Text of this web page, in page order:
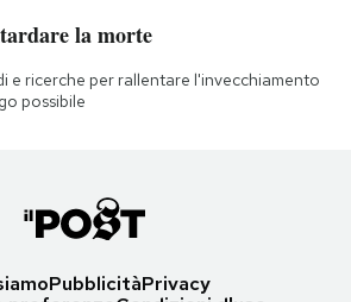
la morte
e ricerche per rallentare l'invecchiamento
possibile
PubblicitàPrivacy